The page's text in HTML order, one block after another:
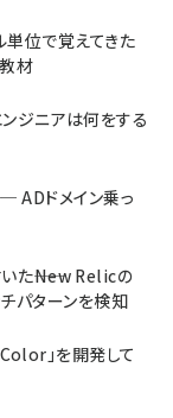
単位で覚えてきた
材
ジニアは何をする
ADドメイン乗っ
た――New Relicの
パターンを検知
Color」を開発して